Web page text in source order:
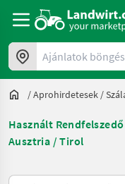
Ajánlatok böngészése
/Aprohirdetesek /
Használt
Ausztria / Tirol
Így van sorba rendezve